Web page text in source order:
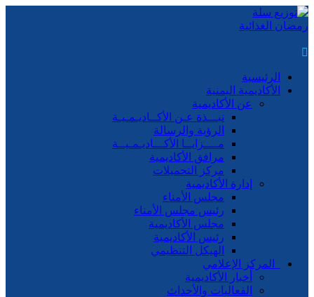
الرئيسية
الأكاديمية اليمنية
عن الأكاديمية
نبـــذة عـن الأكــاديـمـيـة
الرؤية والرسالة
مــــزايــا الأكـــاديـمـيــة
مرافق الأكاديمية
مركز التحميلات
إدارة الأكاديمية
مجلس الأمناء
رئيس مجلس الأمناء
مجلس الأكاديمية
رئيس الأكاديمية
الهيكل التنظيمي
المركز الإعلامي
أخبار الأكاديمية
الفعاليات والأحداث